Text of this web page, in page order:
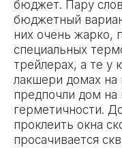
бюджет. Пару
бюджетный
них очень жарко,
специальных
трейлерах, а те у
лакшери домах на
предпочли дом на
герметичности.
проклеить окна
просачивается